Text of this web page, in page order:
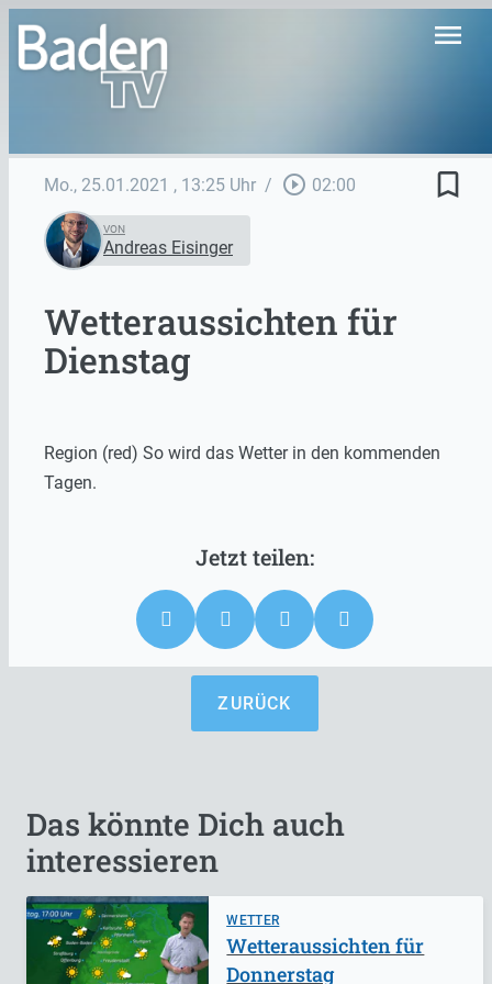
menu
Mo., 25.01.2021 , 13:25 Uhr / play_circle_outline 02:00 bookmark_border
VON
Andreas Eisinger
Wetteraussichten für
Dienstag
Region (red) So wird das Wetter in den kommenden
Tagen.
ZURÜCK
Das könnte Dich auch
interessieren
WETTER
Wetteraussichten für
Donnerstag